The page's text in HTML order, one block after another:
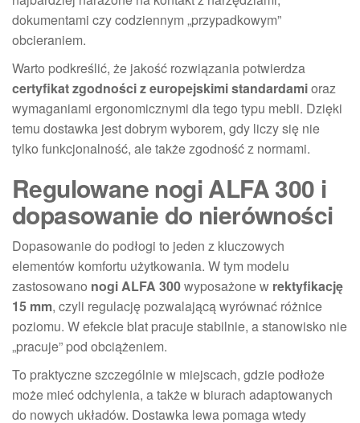
dokumentami czy codziennym „przypadkowym”
obcieraniem.
Warto podkreślić, że jakość rozwiązania potwierdza
certyfikat zgodności z europejskimi standardamioraz
wymaganiami ergonomicznymi dla tego typu mebli. Dzięki
temu dostawka jest dobrym wyborem, gdy liczy się nie
tylko funkcjonalność, ale także zgodność z normami.
Regulowane nogi ALFA 300 i
dopasowanie do nierówności
Dopasowanie do podłogi to jeden z kluczowych
elementów komfortu użytkowania. W tym modelu
zastosowano nogi ALFA 300wyposażone w rektyfikację
15 mm, czyli regulację pozwalającą wyrównać różnice
poziomu. W efekcie blat pracuje stabilnie, a stanowisko nie
„pracuje” pod obciążeniem.
To praktyczne szczególnie w miejscach, gdzie podłoże
może mieć odchylenia, a także w biurach adaptowanych
do nowych układów. Dostawka lewa pomaga wtedy